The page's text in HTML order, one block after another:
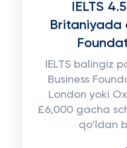
IELTS
Britaniyada
IELTS balingiz
Business
London yoki
£6,000 gacha
qo‘ldan